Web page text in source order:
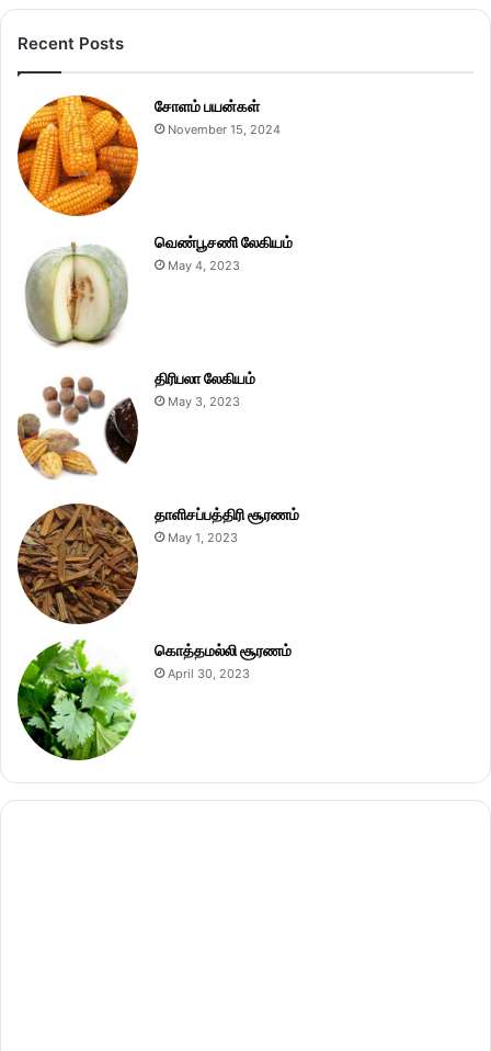
Recent Posts
சோளம் பயன்கள்
November 15, 2024
வெண்பூசணி லேகியம்
May 4, 2023
திரிபலா லேகியம்
May 3, 2023
தாளிசப்பத்திரி சூரணம்
May 1, 2023
கொத்தமல்லி சூரணம்
April 30, 2023